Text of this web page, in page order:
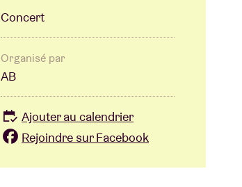
Concert
Organisé par
AB
Ajouter au calendrier
Rejoindre sur Facebook